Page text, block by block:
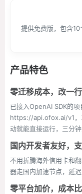
提供免费版，包含
产品特色
零迁移成本，改一
已接入OpenAI SDK的
https://api.ofox.ai/v1，
动就能直接运行，三分钟
国内开发者友好，
不用折腾海外信用卡和
器走国内加速节点，延
零平台加价，成本